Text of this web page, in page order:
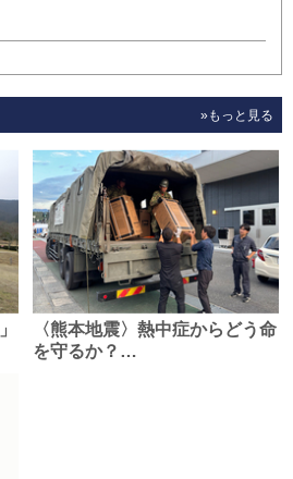
»もっと見る
〈熊本地震〉熱中症からどう命
を守るか？…